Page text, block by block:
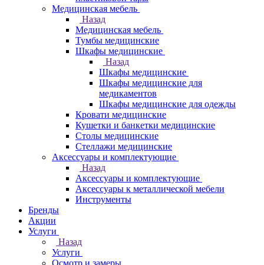
Медицинская мебель
Назад
Медицинская мебель
Тумбы медицинские
Шкафы медицинские
Назад
Шкафы медицинские
Шкафы медицинские для
медикаментов
Шкафы медицинские для одежды
Кровати медицинские
Кушетки и банкетки медицинские
Столы медицинские
Стеллажи медицинские
Аксессуары и комплектующие
Назад
Аксессуары и комплектующие
Аксессуары к металлической мебели
Инструменты
Бренды
Акции
Услуги
Назад
Услуги
Осмотр и замеры